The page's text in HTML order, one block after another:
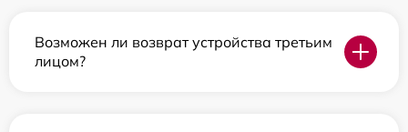
Возможен ли возврат устройства третьим
лицом?